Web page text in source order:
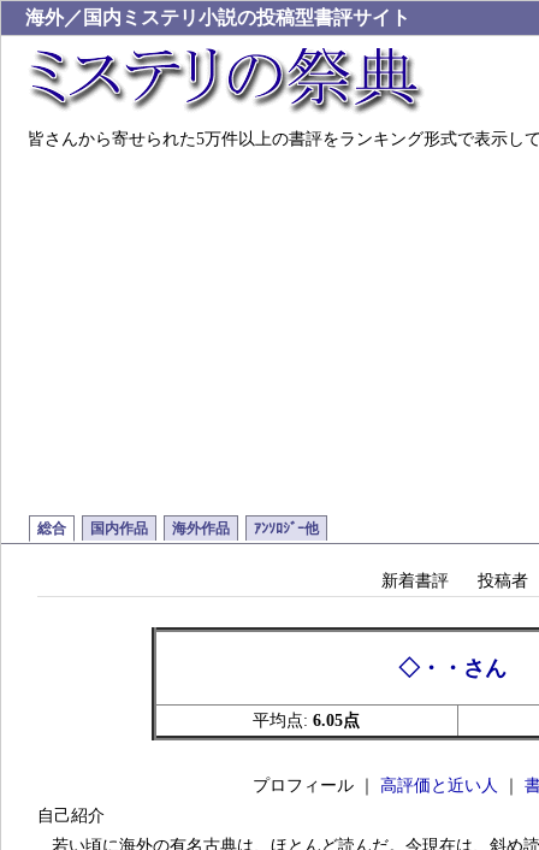
海外／国内ミステリ小説の投稿型書評サイト
皆さんから寄せられた5万件以上の書評をランキング形式で表示し
総合 国内作品 海外作品 ｱﾝｿﾛｼﾞｰ他
新着書評 投稿者
◇・・さん
平均点: 6.05点
プロフィール ｜ 高評価と近い人
自己紹介
若い頃に海外の有名古典は、ほとんど読んだ。今現在は、斜め